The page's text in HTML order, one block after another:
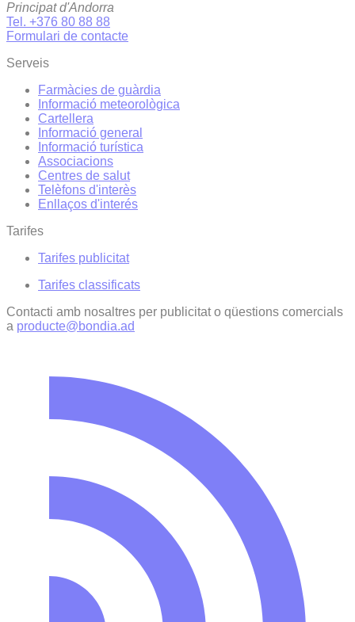
Principat d'Andorra
Tel. +376 80 88 88
Formulari de contacte
Serveis
Farmàcies de guàrdia
Informació meteorològica
Cartellera
Informació general
Informació turística
Associacions
Centres de salut
Telèfons d'interès
Enllaços d'interés
Tarifes
Tarifes publicitat
Tarifes classificats
Contacti amb nosaltres per publicitat o qüestions comercials
a producte@bondia.ad